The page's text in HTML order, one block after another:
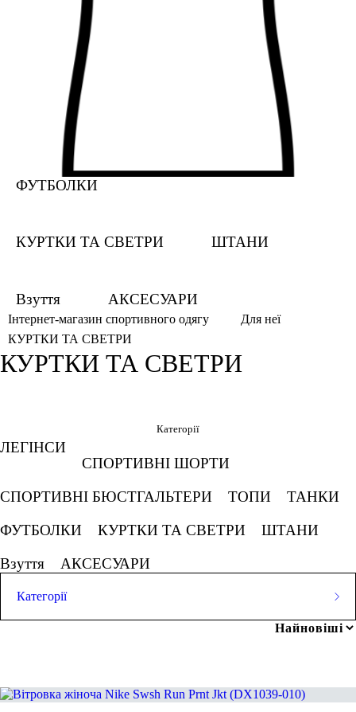
ФУТБОЛКИ
КУРТКИ ТА СВЕТРИ ШТАНИ
Взуття АКСЕСУАРИ
Інтернет-магазин спортивного одягу
Для неї
КУРТКИ ТА СВЕТРИ
КУРТКИ ТА СВЕТРИ
Пісок Салатовий
Чорно-сірий
СКАСОВУВАТИ ВСЕ
Розмір одягу
Категорії
ЛЕГІНСИ
СПОРТИВНІ ШОРТИ
СПОРТИВНІ БЮСТГАЛЬТЕРИ
ТОПИ
ТАНКИ
ФУТБОЛКИ
КУРТКИ ТА СВЕТРИ
ШТАНИ
Взуття
АКСЕСУАРИ
Категорії